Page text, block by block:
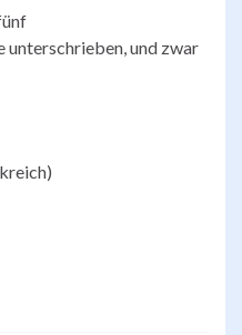
und zwar